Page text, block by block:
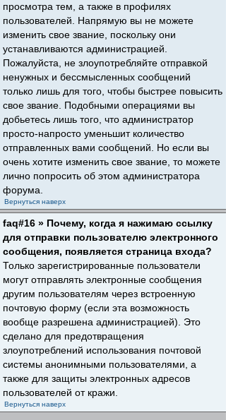
просмотра тем, а также в профилях
пользователей. Напрямую вы не можете
изменить свое звание, поскольку они
устанавливаются администрацией.
Пожалуйста, не злоупотребляйте отправкой
ненужных и бессмысленных сообщений
только лишь для того, чтобы быстрее повысить
свое звание. Подобными операциями вы
добьетесь лишь того, что администратор
просто-напросто уменьшит количество
отправленных вами сообщений. Но если вы
очень хотите изменить свое звание, то можете
лично попросить об этом администратора
форума.
Вернуться наверх
faq#16 » Почему, когда я нажимаю ссылку
для отправки пользователю электронного
сообщения, появляется страница входа?
Только зарегистрированные пользователи
могут отправлять электронные сообщения
другим пользователям через встроенную
почтовую форму (если эта возможность
вообще разрешена администрацией). Это
сделано для предотвращения
злоупотреблений использования почтовой
системы анонимными пользователями, а
также для защиты электронных адресов
пользователей от кражи.
Вернуться наверх